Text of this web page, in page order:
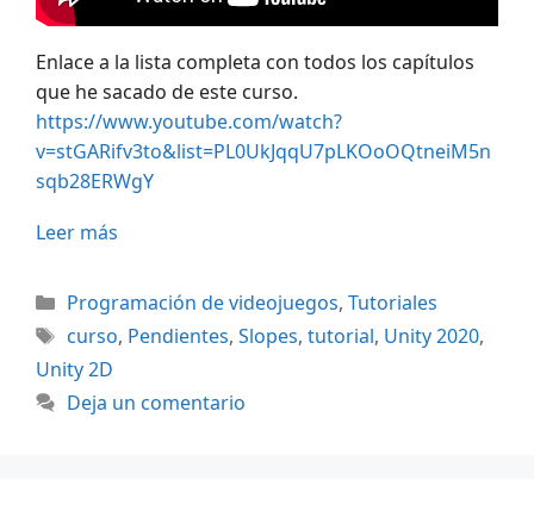
Enlace a la lista completa con todos los capítulos
que he sacado de este curso.
https://www.youtube.com/watch?
v=stGARifv3to&list=PL0UkJqqU7pLKOoOQtneiM5n
sqb28ERWgY
Leer más
Categorías
Programación de videojuegos, Tutoriales
Etiquetas
curso, Pendientes, Slopes, tutorial, Unity 2020,
Unity 2D
Deja un comentario